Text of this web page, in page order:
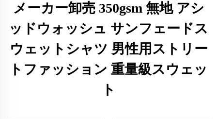
メーカー卸売 350gsm 無地 アシ
ッドウォッシュ サンフェードス
ウェットシャツ 男性用ストリー
トファッション 重量級スウェッ
ト